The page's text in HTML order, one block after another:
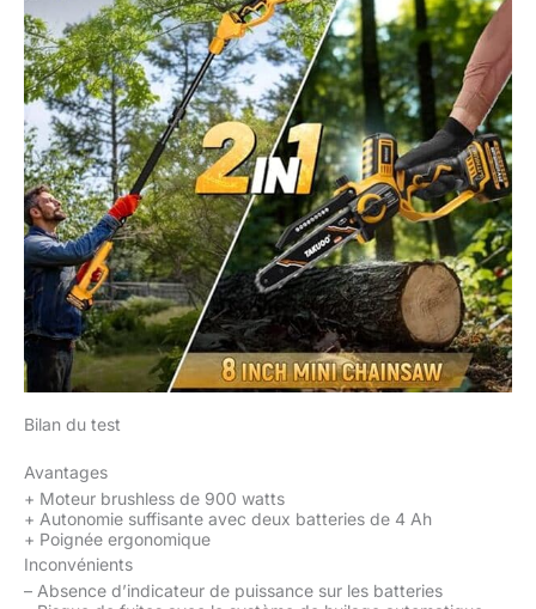
du volume à la fois pour éviter les fuites
d'huile.) La chaîne peut être ajustée
rapidement en tournant un bouton. Profitez
d'un entretien sans tracas et d'une
manipulation facile. [Emballage inclus] Le kit
de scie à poteau électrique portable Takuoo
de 8 pouces comprend 1 mini tronçonneuse
de 8 pouces, 4 x barre d'extension
combinée, 2 x batteries rechargeables 4,0Ah,
1 x chargeur de batterie, 2 x chaîne de 8
pouces (45 gauche), 1 x manuel d'utilisation,
1 x sac de transport. C'est le cadeau parfait
pour tout le monde, idéal pour papa, maman,
amis, jardiniers et bricoleurs. Rendez le
jardinage plus facile et plus agréable pour
Bilan du test
Avantages
+ Moteur brushless de 900 watts
+ Autonomie suffisante avec deux batteries de 4 Ah
+ Poignée ergonomique
Inconvénients
– Absence d’indicateur de puissance sur les batteries